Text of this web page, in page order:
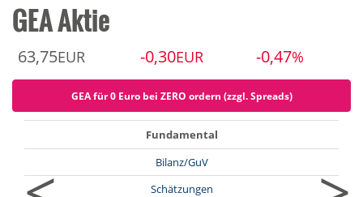
GEA Aktie
63,75EUR -0,30EUR -0,47%
GEA für 0 Euro bei ZERO ordern (zzgl. Spreads)
Fundamental
Bilanz/GuV
Schätzungen